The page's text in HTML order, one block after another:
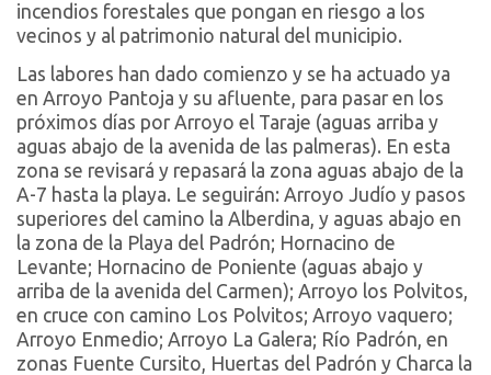
incendios forestales que pongan en riesgo a los
vecinos y al patrimonio natural del municipio.
Las labores han dado comienzo y se ha actuado ya
en Arroyo Pantoja y su afluente, para pasar en los
próximos días por Arroyo el Taraje (aguas arriba y
aguas abajo de la avenida de las palmeras). En esta
zona se revisará y repasará la zona aguas abajo de la
A-7 hasta la playa. Le seguirán: Arroyo Judío y pasos
superiores del camino la Alberdina, y aguas abajo en
la zona de la Playa del Padrón; Hornacino de
Levante; Hornacino de Poniente (aguas abajo y
arriba de la avenida del Carmen); Arroyo los Polvitos,
en cruce con camino Los Polvitos; Arroyo vaquero;
Arroyo Enmedio; Arroyo La Galera; Río Padrón, en
zonas Fuente Cursito, Huertas del Padrón y Charca la